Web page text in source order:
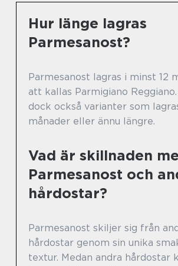
Hur länge lagras
Parmesanost?
Parmesanost lagras i minst 12
att kallas Parmigiano
dock också varianter som
månader eller ännu längre.
Vad är skillnaden
Parmesanost och
hårdostar?
Parmesanost skiljer sig från
hårdostar genom sin unika
textur. Medan andra hårdostar